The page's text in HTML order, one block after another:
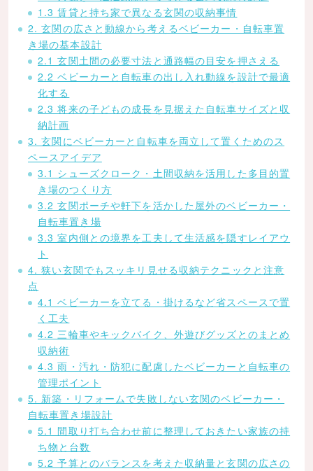
1.3 賃貸と持ち家で異なる玄関の収納事情
2. 玄関の広さと動線から考えるベビーカー・自転車置
き場の基本設計
2.1 玄関土間の必要寸法と通路幅の目安を押さえる
2.2 ベビーカーと自転車の出し入れ動線を設計で最適
化する
2.3 将来の子どもの成長を見据えた自転車サイズと収
納計画
3. 玄関にベビーカーと自転車を両立して置くためのス
ペースアイデア
3.1 シューズクローク・土間収納を活用した多目的置
き場のつくり方
3.2 玄関ポーチや軒下を活かした屋外のベビーカー・
自転車置き場
3.3 室内側との境界を工夫して生活感を隠すレイアウ
ト
4. 狭い玄関でもスッキリ見せる収納テクニックと注意
点
4.1 ベビーカーを立てる・掛けるなど省スペースで置
く工夫
4.2 三輪車やキックバイク、外遊びグッズとのまとめ
収納術
4.3 雨・汚れ・防犯に配慮したベビーカーと自転車の
管理ポイント
5. 新築・リフォームで失敗しない玄関のベビーカー・
自転車置き場設計
5.1 間取り打ち合わせ前に整理しておきたい家族の持
ち物と台数
5.2 予算とのバランスを考えた収納量と玄関の広さの